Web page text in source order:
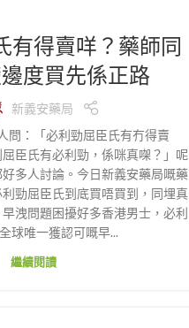
有得賣咩？藥師同
度買先係正路
新義安藥局
問：「必利勁屈臣氏有冇得賣
臣氏有必利勁，係咪真㗎？」呢
多人討論。今日新義安藥局嘅藥
勁屈臣氏到底買唔買到，同埋真
洩問題困擾好多香港男士，必利
球唯一獲認可嘅早...
繼續閱讀